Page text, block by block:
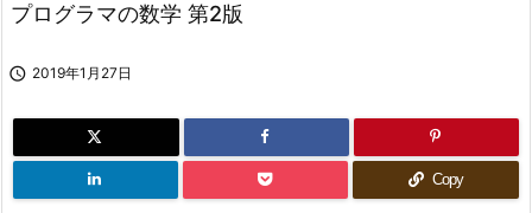
プログラマの数学 第2版
 2019年1月27日
Copy